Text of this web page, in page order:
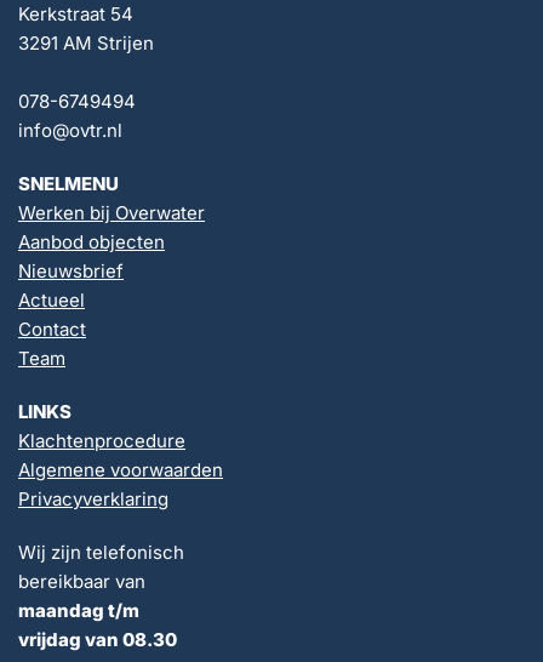
Kerkstraat 54
3291 AM Strijen
078-6749494
info@ovtr.nl
SNELMENU
Werken bij Overwater
Aanbod objecten
Nieuwsbrief
Actueel
Contact
Team
LINKS
Klachtenprocedure
Algemene voorwaarden
Privacyverklaring
Wij zijn telefonisch
bereikbaar van
maandag t/m
vrijdag van 08.30